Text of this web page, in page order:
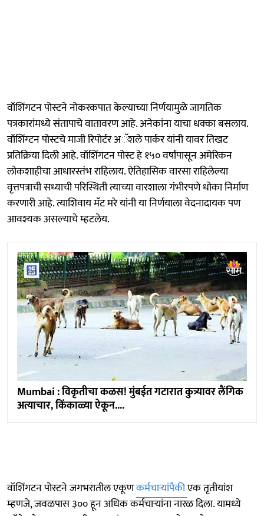
वॉशिंगटन पोस्टने नोकरकपात केल्याच्या निर्णयामुळे जागतिक
पत्रकारांमध्ये संतापाचे वातावरण आहे. अनेकांना याचा धक्का बसलाय.
वॉशिंग्टन पोस्टचे माजी रिपोर्टर अॅशले पार्कर यांनी यावर तिखट
प्रतिक्रिया दिली आहे. वॉशिंगटन पोस्ट हे १५० वर्षांपासून अमेरिकन
लोकशाहीचा आधारस्तंभ राहिलाय. ऐतिहासिक वारसा राहिलेल्या
वृत्तपत्राची सध्याची परिस्थिती त्याच्या वारशाला गंभीरपणे धोका निर्माण
करणारी आहे. त्याशिवाय मॅट मरे यांनी या निर्णयाला वेदनादायक पण
आवश्यक असल्याचे म्हटलेय.
Mumbai : विकृतीचा कळस! मुंबईत गटारात कुत्र्यावर लैंगिक
अत्याचार, किंकाळ्या ऐकून....
वॉशिंगटन पोस्टने जगभरातील एकूणकर्मचाऱ्यांपैकीएक तृतीयांश
म्हणजे, जवळपास ३०० हून अधिक कर्मचाऱ्यांना नारळ दिला. यामध्ये